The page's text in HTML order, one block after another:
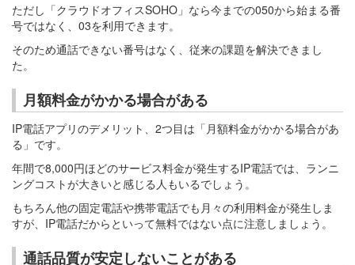
ただし「クラウドオフィスSOHO」なら今までの050から始まる番
号ではなく、03を利用できます。
そのため通話できない番号はなく、従来の課題を解決できまし
た。
月額料金がかかる場合がある
IP電話アプリのデメリット、2つ目は「月額料金がかかる場合があ
る」です。
年間で8,000円ほどのサービス料金が発生するIP電話では、ランニ
ングコストが大きいと感じる人もいるでしょう。
もちろん他の固定電話や携帯電話でも月々の利用料金が発生しま
すが、IP電話だからといって無料ではない点に注意しましょう。
通話品質が安定しないことがある